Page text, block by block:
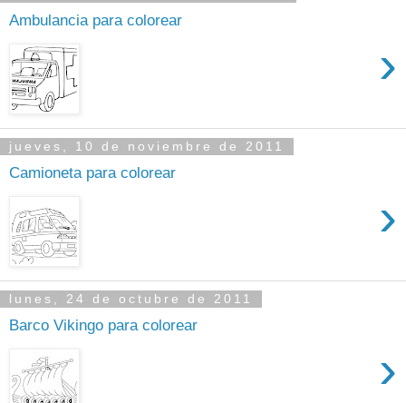
Ambulancia para colorear
›
jueves, 10 de noviembre de 2011
Camioneta para colorear
›
lunes, 24 de octubre de 2011
Barco Vikingo para colorear
›